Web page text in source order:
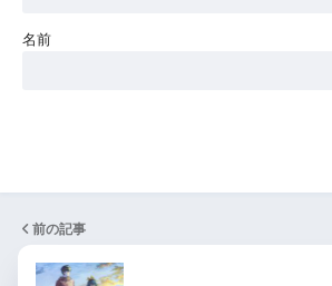
名前
前の記事